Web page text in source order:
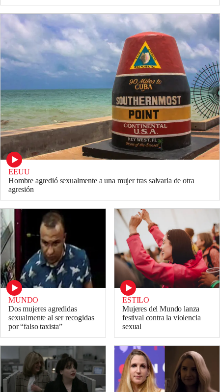
EEUU
Hombre agredió sexualmente a una mujer tras salvarla de otra
agresión
MUNDO
Dos mujeres agredidas
sexualmente al ser recogidas
por “falso taxista”
ESTILO
Mujeres del Mundo lanza
festival contra la violencia
sexual